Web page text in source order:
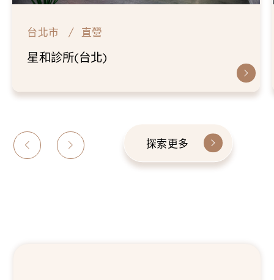
台北市 直營
星和診所(台北)
探索更多